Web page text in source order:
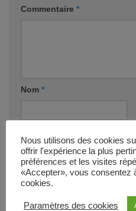
Commentaire *
Nom *
Nous utilisons des cookies
offrir l'expérience la plus
préférences et les visites
«Accepter», vous consentez
cookies.
Paramètres des cookies